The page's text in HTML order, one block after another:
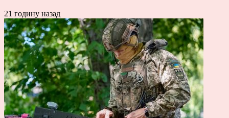
21 годину назад